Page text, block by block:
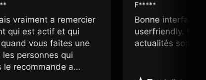
vraiment a remercier
qui est actif et qui
vous faites une
personnes qui
le recommande a
F*****
Bonne interface
userfriendly.
actualités sont